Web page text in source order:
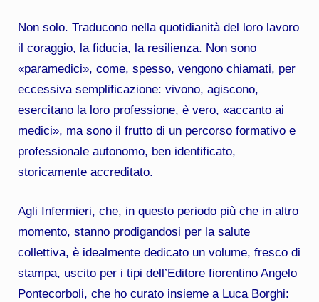
Non solo. Traducono nella quotidianità del loro lavoro
il coraggio, la fiducia, la resilienza. Non sono
«paramedici», come, spesso, vengono chiamati, per
eccessiva semplificazione: vivono, agiscono,
esercitano la loro professione, è vero, «accanto ai
medici», ma sono il frutto di un percorso formativo e
professionale autonomo, ben identificato,
storicamente accreditato.
Agli Infermieri, che, in questo periodo più che in altro
momento, stanno prodigandosi per la salute
collettiva, è idealmente dedicato un volume, fresco di
stampa, uscito per i tipi dell’Editore fiorentino Angelo
Pontecorboli, che ho curato insieme a Luca Borghi: